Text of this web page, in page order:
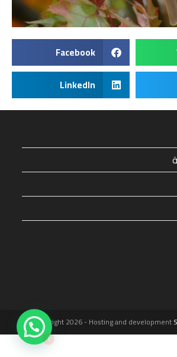
Facebook
LinkedIn
Copyright 2026 - Hosting and development
1